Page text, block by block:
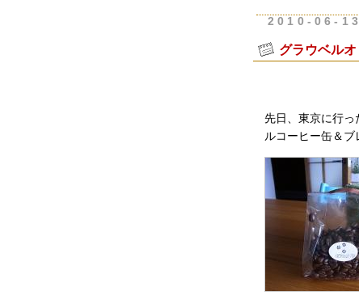
2010-06-13
グラウベル
先日、東京に行っ
ルコーヒー缶＆ブ